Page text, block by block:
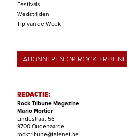
Festivals
Wedstrijden
Tip van de Week
ABONNEREN OP ROCK TRIBUNE
REDACTIE:
Rock Tribune Magazine
Mario Mortier
Lindestraat 56
9700 Oudenaarde
rocktribune@telenet.be